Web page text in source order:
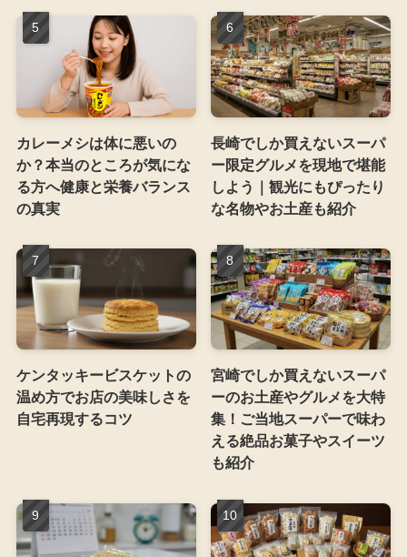
カレーメシは体に悪いの
か？本当のところが気にな
る方へ健康と栄養バランス
の真実
長崎でしか買えないスーパ
ー限定グルメを現地で堪能
しよう｜観光にもぴったり
な名物やお土産も紹介
ケンタッキービスケットの
温め方でお店の美味しさを
自宅再現するコツ
宮崎でしか買えないスーパ
ーのお土産やグルメを大特
集！ご当地スーパーで味わ
える絶品お菓子やスイーツ
も紹介